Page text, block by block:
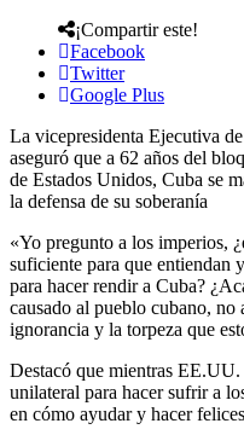
¡Compartir este!
Facebook
Twitter
Google Plus
La vicepresidenta Ejecutiva
aseguró que a 62 años del
de Estados Unidos, Cuba se
la defensa de su soberanía
«Yo pregunto a los imperios,
suficiente para que entiendan
para hacer rendir a Cuba?
causado al pueblo cubano, no
ignorancia y la torpeza que
Destacó que mientras
unilateral para hacer sufrir a
en cómo ayudar y hacer